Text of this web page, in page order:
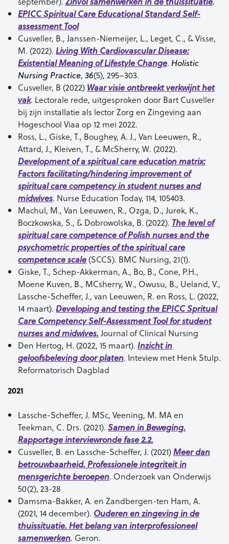
EPICC Spiritual Care Educational Standard Self-
assessment Tool
Cusveller, B., Janssen-Niemeijer, L., Leget, C., & Visse,
M. (2022). Living With Cardiovascular Disease:
Existential Meaning of Lifestyle Change. Holistic
Nursing Practice, 36(5), 295–303.
Cusveller, B (2022) Waar visie ontbreekt verkwijnt het
vak. Lectorale rede, uitgesproken door Bart Cusveller
bij zijn installatie als lector Zorg en Zingeving aan
Hogeschool Viaa op 12 mei 2022.
Ross, L., Giske, T., Boughey, A. J., Van Leeuwen, R.,
Attard, J., Kleiven, T., & McSherry, W. (2022).
Development of a spiritual care education matrix:
Factors facilitating/hindering improvement of
spiritual care competency in student nurses and
midwives. Nurse Education Today, 114, 105403.
Machul, M., Van Leeuwen, R., Ozga, D., Jurek, K.,
Boczkowska, S., & Dobrowolska, B. (2022). The level of
spiritual care competence of Polish nurses and the
psychometric properties of the spiritual care
competence scale (SCCS). BMC Nursing, 21(1).
Giske, T., Schep-Akkerman, A., Bo, B., Cone, P.H.,
Moene Kuven, B., MCsherry, W., Owusu, B., Ueland, V.,
Lassche-Scheffer, J., van Leeuwen, R. en Ross, L. (2022,
14 maart). Developing and testing the EPICC Spritual
Care Competency Self-Assessment Tool for student
nurses and midwives. Journal of Clinical Nursing
Den Hertog, H. (2022, 15 maart). Inzicht in
geloofsbeleving door platen. Inteview met Henk Stulp.
Reformatorisch Dagblad
2021
Lassche-Scheffer, J. MSc, Veening, M. MA en
Teekman, C. Drs. (2021). Samen in Beweging.
Rapportage interviewronde fase 2.2.
Cusveller, B. en Lassche-Scheffer, J. (2021)Meer dan
betrouwbaarheid. Professionele integriteit in
mensgerichte beroepen. Onderzoek van Onderwijs
50(2), 23-28
Damsma-Bakker, A. en Zandbergen-ten Ham, A.
(2021, 14 december). Ouderen en zingeving in de
thuissituatie. Het belang van interprofessioneel
samenwerken. Geron.